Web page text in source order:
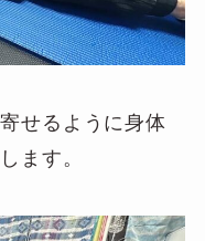
せるように身体
ます。